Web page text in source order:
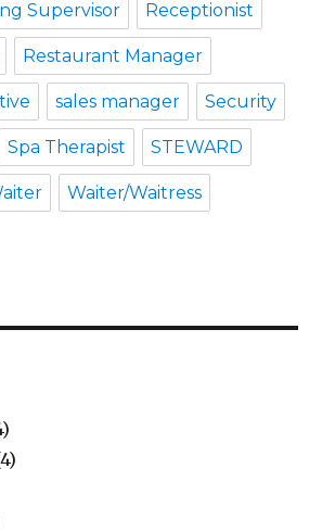
Supervisor Receptionist
Restaurant Manager
sales manager Security
Spa Therapist STEWARD
Waiter/Waitress